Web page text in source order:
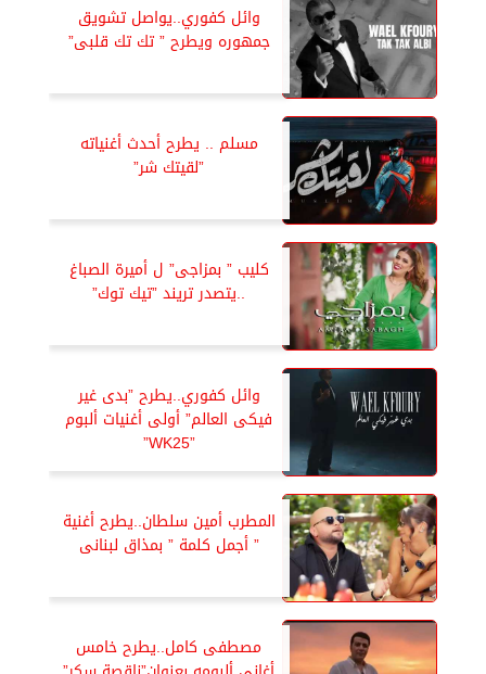
وائل كفوري..يواصل تشويق
جمهوره ويطرح ” تك تك قلبى”
مسلم .. يطرح أحدث أغنياته
”لقيتك شر”
كليب ” بمزاجى” ل أميرة الصباغ
..يتصدر تريند ”تيك توك”
وائل كفوري..يطرح ”بدى غير
فيكى العالم” أولى أغنيات ألبوم
”WK25”
المطرب أمين سلطان..يطرح أغنية
” أجمل كلمة ” بمذاق لبنانى
مصطفى كامل..يطرح خامس